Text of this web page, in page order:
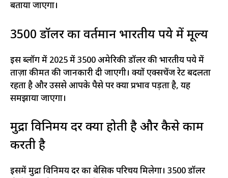
बताया जाएगा।
3500 डॉलर का वर्तमान भारतीय रुपये में मूल्य
इस ब्लॉग में 2025 में 3500 अमेरिकी डॉलर की भारतीय रुपये में
ताज़ा कीमत की जानकारी दी जाएगी। क्यों एक्सचेंज रेट बदलता
रहता है और उससे आपके पैसे पर क्या प्रभाव पड़ता है, यह
समझाया जाएगा।
मुद्रा विनिमय दर क्या होती है और कैसे काम
करती है
इसमें मुद्रा विनिमय दर का बेसिक परिचय मिलेगा। 3500 डॉलर